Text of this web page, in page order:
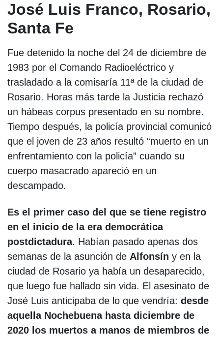
José Luis Franco, Rosario,
Santa Fe
Fue detenido la noche del 24 de diciembre de
1983 por el Comando Radioeléctrico y
trasladado a la comisaría 11ª de la ciudad de
Rosario. Horas más tarde la Justicia rechazó
un hábeas corpus presentado en su nombre.
Tiempo después, la policía provincial comunicó
que el joven de 23 años resultó “muerto en un
enfrentamiento con la policía” cuando su
cuerpo masacrado apareció en un
descampado.
Es el primer caso del que se tiene registro
en el inicio de la era democrática
postdictadura. Habían pasado apenas dos
semanas de la asunción de Alfonsín y en la
ciudad de Rosario ya había un desaparecido,
que luego fue hallado sin vida. El asesinato de
José Luis anticipaba de lo que vendría: desde
aquella Nochebuena hasta diciembre de
2020 los muertos a manos de miembros de